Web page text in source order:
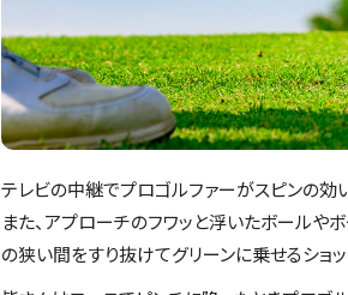
テレビの中継でプロゴルファーがスピンの効
また、アプローチのフワッと浮いたボールや
の狭い間をすり抜けてグリーンに乗せるショ